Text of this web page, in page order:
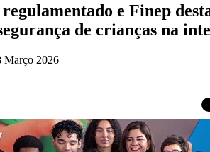
e Finep
de crianças na
Março 2026